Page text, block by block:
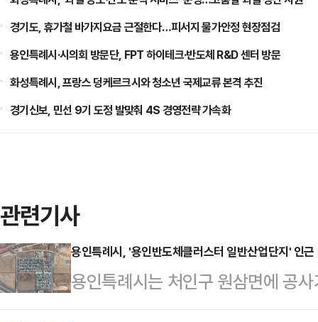
경기도, 휴가철 바가지요금 근절한다…피서지 물가안정 현장점검
용인특례시·시의회 방문단, FPT 하이테크·반도체 R&D 센터 방문
화성특례시, 프랑스 덩케르크시와 청소년 국제교류 본격 추진
경기신보, 민선 9기 도정 발맞춰 4S 경영전략 가속화
관련기사
용인특례시, '용인반도체클러스터 일반산업단지' 인
용인특례시는 처인구 원삼면에 공
산업단지' 주변 교통체증과 주차